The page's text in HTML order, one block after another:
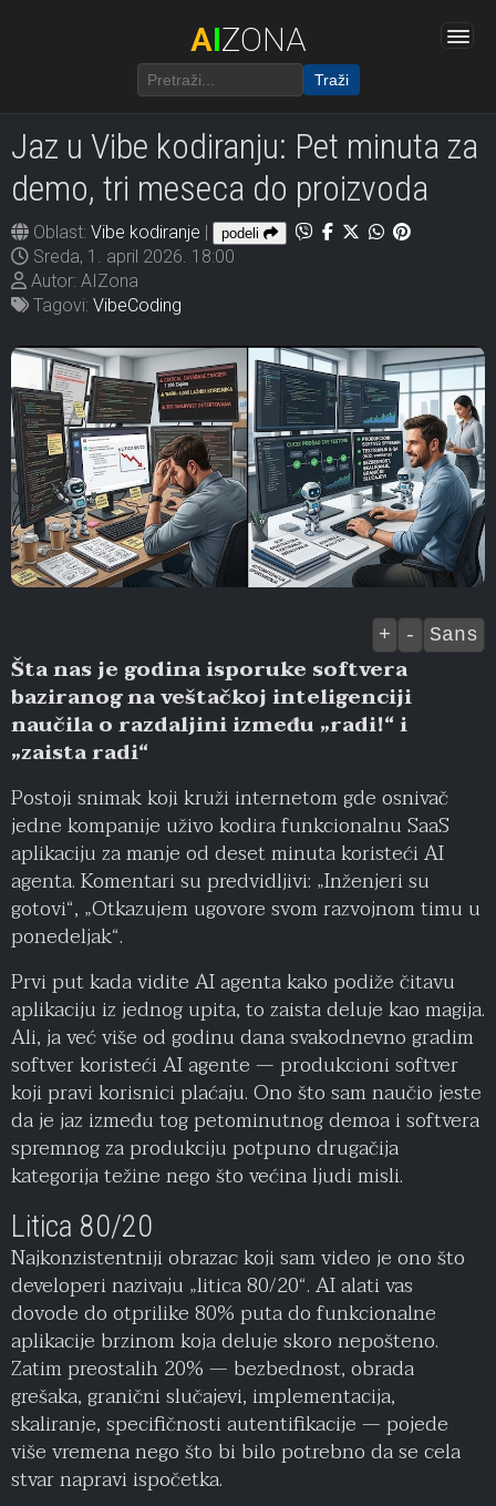
AIZONA
Traži
Jaz u Vibe kodiranju: Pet minuta za
demo, tri meseca do proizvoda
Oblast: Vibe kodiranje | podeli
Sreda, 1. april 2026. 18:00
Autor: AIZona
Tagovi: VibeCoding
+ - Sans
Šta nas je godina isporuke softvera
baziranog na veštačkoj inteligenciji
naučila o razdaljini između „radi!“ i
„zaista radi“
Postoji snimak koji kruži internetom gde osnivač
jedne kompanije uživo kodira funkcionalnu SaaS
aplikaciju za manje od deset minuta koristeći AI
agenta. Komentari su predvidljivi: „Inženjeri su
gotovi“, „Otkazujem ugovore svom razvojnom timu u
ponedeljak“.
Prvi put kada vidite AI agenta kako podiže čitavu
aplikaciju iz jednog upita, to zaista deluje kao magija.
Ali, ja već više od godinu dana svakodnevno gradim
softver koristeći AI agente — produkcioni softver
koji pravi korisnici plaćaju. Ono što sam naučio jeste
da je jaz između tog petominutnog demoa i softvera
spremnog za produkciju potpuno drugačija
kategorija težine nego što većina ljudi misli.
Litica 80/20
Najkonzistentniji obrazac koji sam video je ono što
developeri nazivaju „litica 80/20“. AI alati vas
dovode do otprilike 80% puta do funkcionalne
aplikacije brzinom koja deluje skoro nepošteno.
Zatim preostalih 20% — bezbednost, obrada
grešaka, granični slučajevi, implementacija,
skaliranje, specifičnosti autentifikacije — pojede
više vremena nego što bi bilo potrebno da se cela
stvar napravi ispočetka.